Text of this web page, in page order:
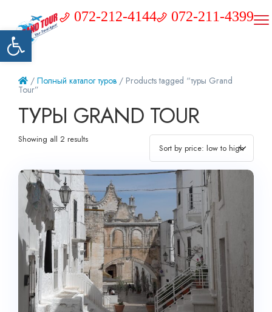
Открыть панель инструментов
072-212-4144 072-211-4399
/ Полный каталог туров / Products tagged “туры Grand
Tour”
ТУРЫ GRAND TOUR
Showing all 2 results